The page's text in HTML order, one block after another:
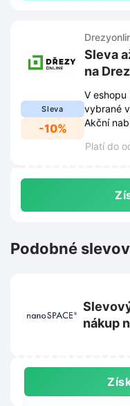
Sleva
-10%
Sleva
na
V
vybrané
Akční
Platí do
Podobné
nákup